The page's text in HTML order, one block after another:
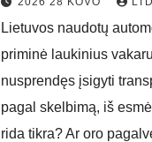
Lietuvos naudotų
priminė laukinius
nusprendęs įsigyti
pagal skelbimą, iš
rida tikra? Ar oro